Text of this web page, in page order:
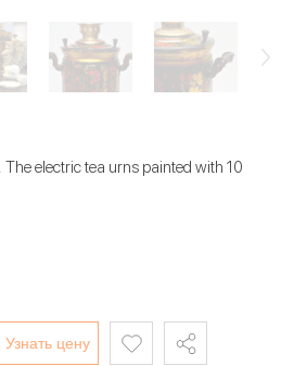
electric tea urns painted with 10
Узнать цену